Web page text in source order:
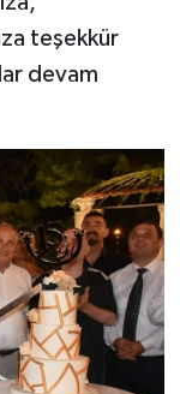
teşekkür
devam